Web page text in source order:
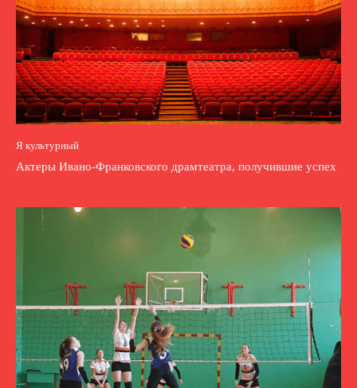
Я культурный
Актеры Ивано-Франковского драмтеатра, получившие успех